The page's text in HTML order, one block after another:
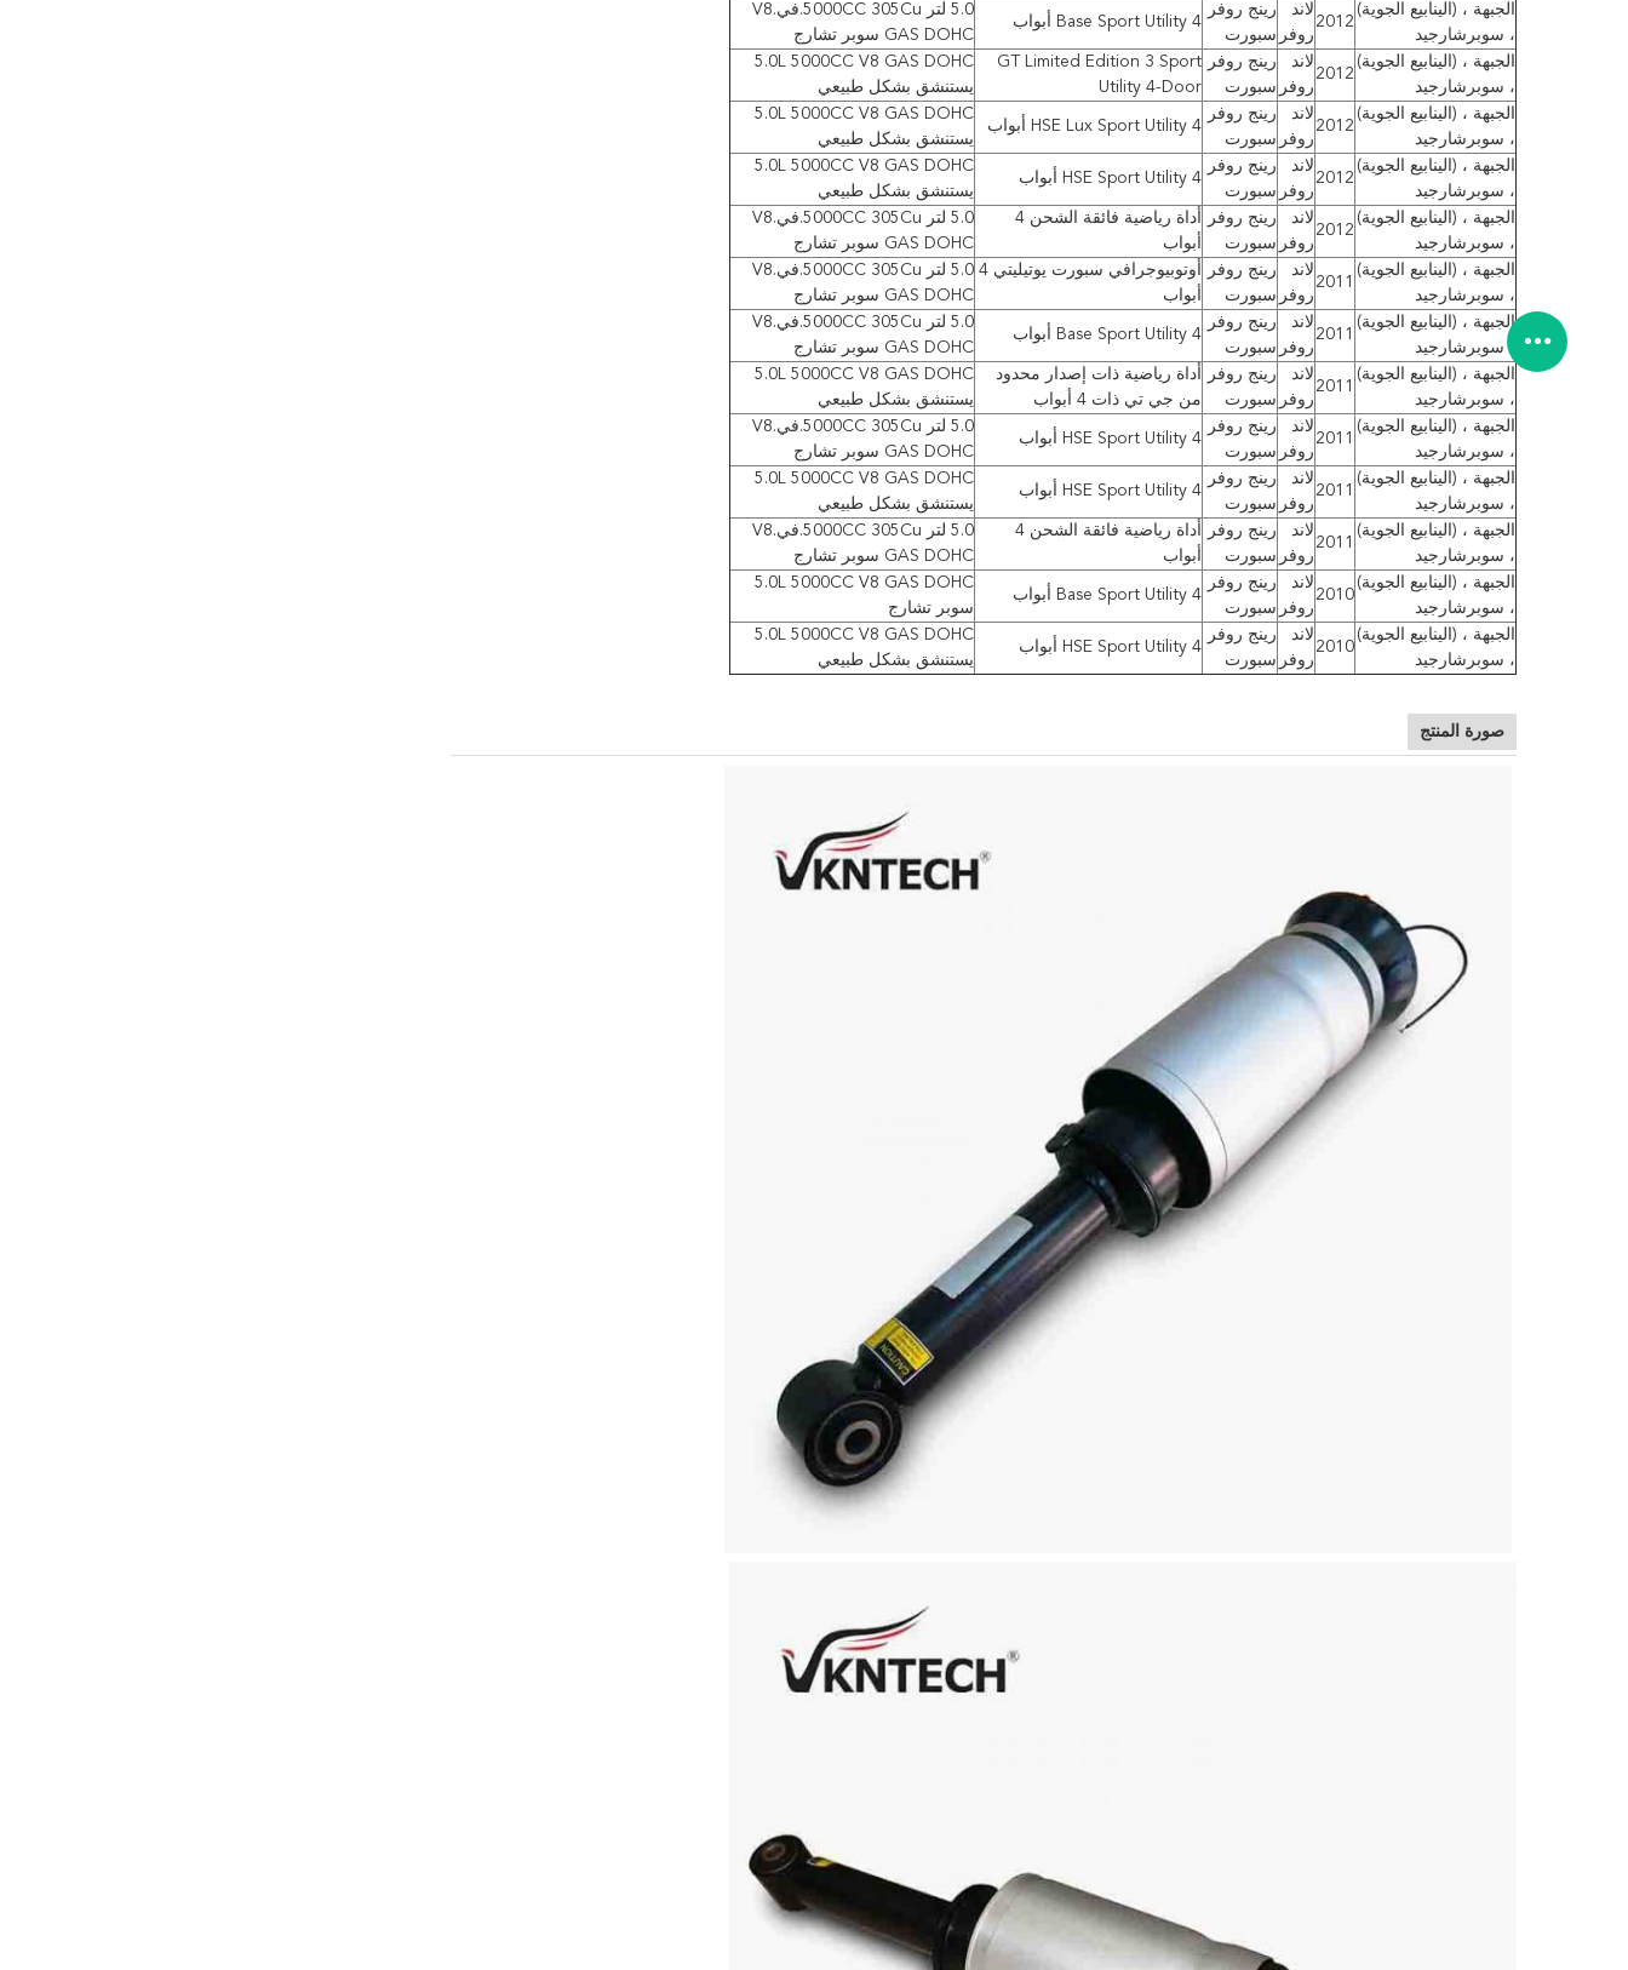
الجبهة ، (الينابيع الجوية)
، سوبرشارجيد
2012
لاند
روفر
رينج روفر
سبورت
Base Sport Utility 4 أبواب
5.0 لتر 5000CC 305Cu.في.V8
GAS DOHC سوبر تشارج
الجبهة ، (الينابيع الجوية)
، سوبرشارجيد
2012
لاند
روفر
رينج روفر
سبورت
GT Limited Edition 3 Sport
Utility 4-Door
5.0L 5000CC V8 GAS DOHC
يستنشق بشكل طبيعي
الجبهة ، (الينابيع الجوية)
، سوبرشارجيد
2012
لاند
روفر
رينج روفر
سبورت
HSE Lux Sport Utility 4 أبواب
5.0L 5000CC V8 GAS DOHC
يستنشق بشكل طبيعي
الجبهة ، (الينابيع الجوية)
، سوبرشارجيد
2012
لاند
روفر
رينج روفر
سبورت
HSE Sport Utility 4 أبواب
5.0L 5000CC V8 GAS DOHC
يستنشق بشكل طبيعي
الجبهة ، (الينابيع الجوية)
، سوبرشارجيد
2012
لاند
روفر
رينج روفر
سبورت
أداة رياضية فائقة الشحن 4
أبواب
5.0 لتر 5000CC 305Cu.في.V8
GAS DOHC سوبر تشارج
الجبهة ، (الينابيع الجوية)
، سوبرشارجيد
2011
لاند
روفر
رينج روفر
سبورت
أوتوبيوجرافي سبورت يوتيليتي 4
أبواب
5.0 لتر 5000CC 305Cu.في.V8
GAS DOHC سوبر تشارج
الجبهة ، (الينابيع الجوية)
، سوبرشارجيد
2011
لاند
روفر
رينج روفر
سبورت
Base Sport Utility 4 أبواب
5.0 لتر 5000CC 305Cu.في.V8
GAS DOHC سوبر تشارج
الجبهة ، (الينابيع الجوية)
، سوبرشارجيد
2011
لاند
روفر
رينج روفر
سبورت
أداة رياضية ذات إصدار محدود
من جي تي ذات 4 أبواب
5.0L 5000CC V8 GAS DOHC
يستنشق بشكل طبيعي
الجبهة ، (الينابيع الجوية)
، سوبرشارجيد
2011
لاند
روفر
رينج روفر
سبورت
HSE Sport Utility 4 أبواب
5.0 لتر 5000CC 305Cu.في.V8
GAS DOHC سوبر تشارج
الجبهة ، (الينابيع الجوية)
، سوبرشارجيد
2011
لاند
روفر
رينج روفر
سبورت
HSE Sport Utility 4 أبواب
5.0L 5000CC V8 GAS DOHC
يستنشق بشكل طبيعي
الجبهة ، (الينابيع الجوية)
، سوبرشارجيد
2011
لاند
روفر
رينج روفر
سبورت
أداة رياضية فائقة الشحن 4
أبواب
5.0 لتر 5000CC 305Cu.في.V8
GAS DOHC سوبر تشارج
الجبهة ، (الينابيع الجوية)
، سوبرشارجيد
2010
لاند
روفر
رينج روفر
سبورت
Base Sport Utility 4 أبواب
5.0L 5000CC V8 GAS DOHC
سوبر تشارج
الجبهة ، (الينابيع الجوية)
، سوبرشارجيد
2010
لاند
روفر
رينج روفر
سبورت
HSE Sport Utility 4 أبواب
5.0L 5000CC V8 GAS DOHC
يستنشق بشكل طبيعي
صورة المنتج